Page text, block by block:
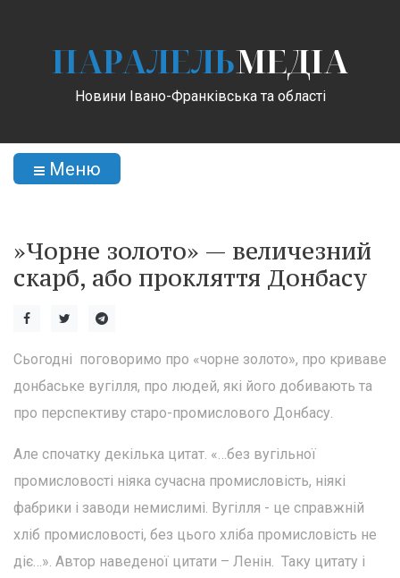
ПАРАЛЕЛЬМЕДІА
Новини Івано-Франківська та області
Меню
»Чорне золото» — величезний
скарб, або прокляття Донбасу
Сьогодні поговоримо про «чорне золото», про криваве
донбаське вугілля, про людей, які його добивають та
про перспективу старо-промислового Донбасу.
Але спочатку декілька цитат. «…без вугільної
промисловості ніяка сучасна промисловість, ніякі
фабрики і заводи немислимі. Вугілля - це справжній
хліб промисловості, без цього хліба промисловість не
діє…». Автор наведеної цитати – Ленін. Таку цитату і